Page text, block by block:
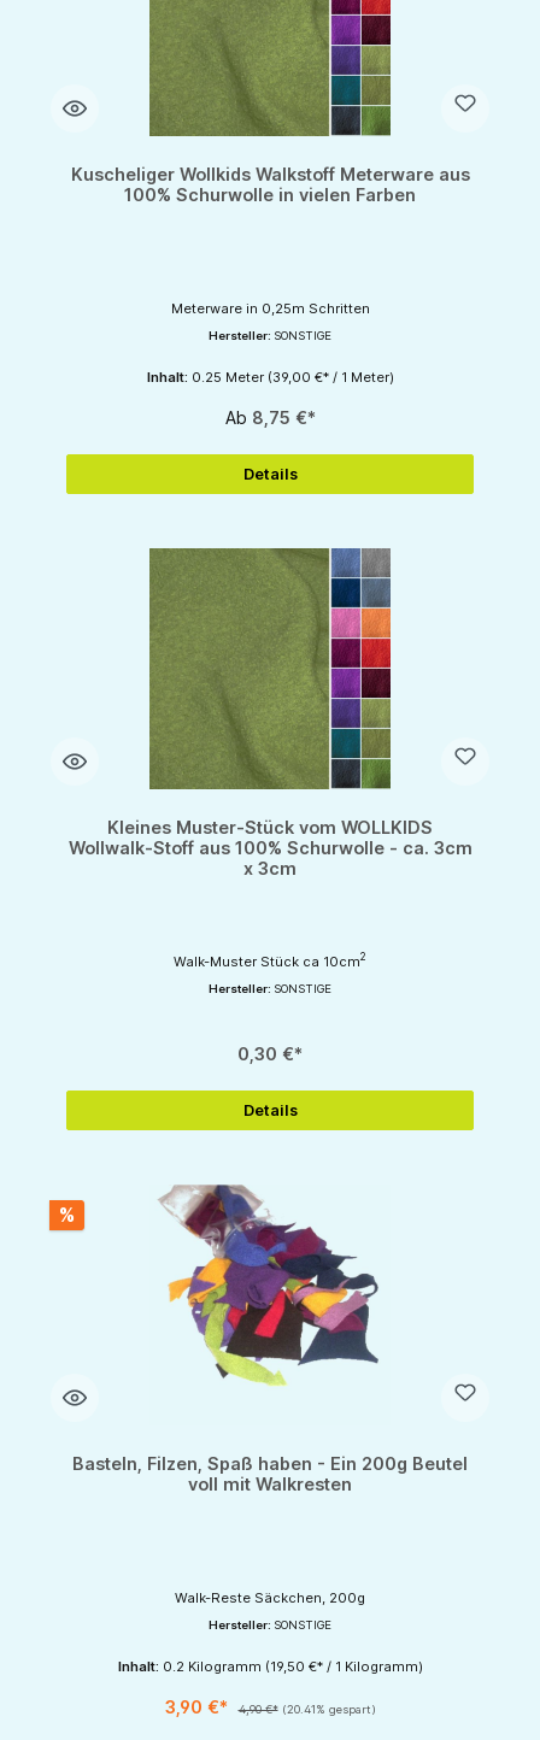
Kuscheliger Wollkids Walkstoff Meterware aus
100% Schurwolle in vielen Farben
Meterware in 0,25m Schritten
Hersteller: SONSTIGE
Inhalt: 0.25 Meter (39,00 €* / 1 Meter)
Ab 8,75 €*
Details
Kleines Muster-Stück vom WOLLKIDS
Wollwalk-Stoff aus 100% Schurwolle - ca. 3cm
x 3cm
Walk-Muster Stück ca 10cm2
Hersteller: SONSTIGE
0,30 €*
Details
%
Basteln, Filzen, Spaß haben - Ein 200g Beutel
voll mit Walkresten
Walk-Reste Säckchen, 200g
Hersteller: SONSTIGE
Inhalt: 0.2 Kilogramm (19,50 €* / 1 Kilogramm)
3,90 €* 4,90 €* (20.41% gespart)